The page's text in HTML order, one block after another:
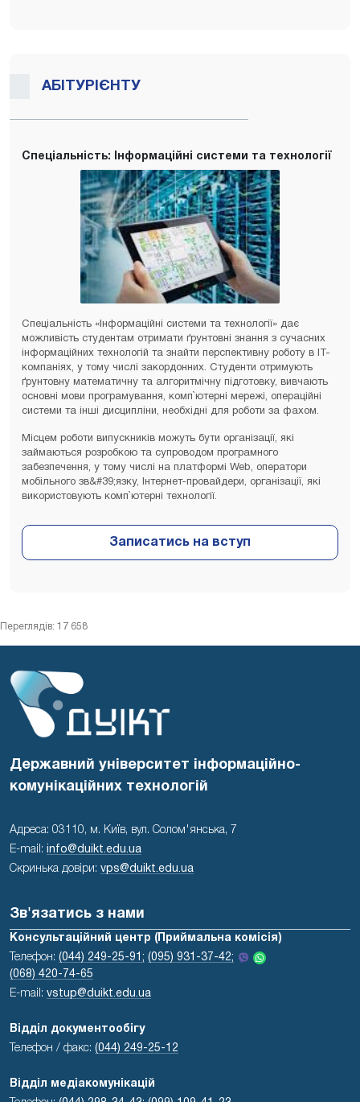
АБІТУРІЄНТУ
Спеціальність: Інформаційні системи та технології
Спеціальність «Інформаційні системи та технології» дає
можливість студентам отримати ґрунтовні знання з сучасних
інформаційних технологій та знайти перспективну роботу в ІТ-
компаніях, у тому числі закордонних. Студенти отримують
ґрунтовну математичну та алгоритмічну підготовку, вивчають
основні мови програмування, комп`ютерні мережі, операційні
системи та інші дисципліни, необхідні для роботи за фахом.
Місцем роботи випускників можуть бути організації, які
займаються розробкою та супроводом програмного
забезпечення, у тому числі на платформі Web, оператори
мобільного зв&#39;язку, Інтернет-провайдери, організації, які
використовують комп`ютерні технології.
Переглядів: 17 658
Державний університет інформаційно-
комунікаційних технологій
Адреса: 03110, м. Київ, вул. Солом'янська, 7
E-mail: info@duikt.edu.ua
Скринька довіри: vps@duikt.edu.ua
Зв'язатись з нами
Консультаційний центр (Приймальна комісія)
Телефон: (044) 249-25-91; (095) 931-37-42;
(068) 420-74-65
E-mail: vstup@duikt.edu.ua
Відділ документообігу
Телефон / факс: (044) 249-25-12
Відділ медіакомунікацій